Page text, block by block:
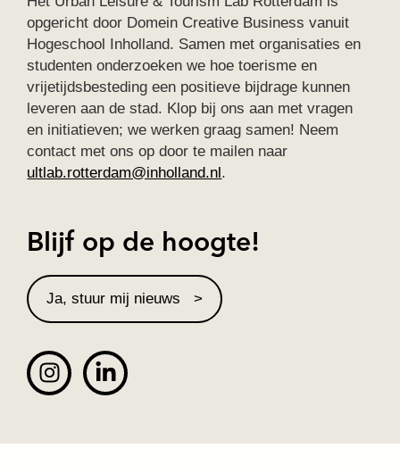
opgericht door Domein Creative Business vanuit
Hogeschool Inholland. Samen met organisaties en
studenten onderzoeken we hoe toerisme en
vrijetijdsbesteding een positieve bijdrage kunnen
leveren aan de stad. Klop bij ons aan met vragen
en initiatieven; we werken graag samen! Neem
contact met ons op door te mailen naar
ultlab.rotterdam@inholland.nl.
Blijf op de hoogte!
Ja, stuur mij nieuws